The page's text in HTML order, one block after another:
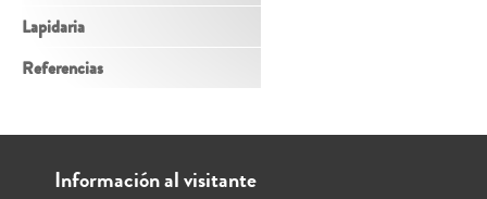
Lapidaria
Referencias
Información al visitante